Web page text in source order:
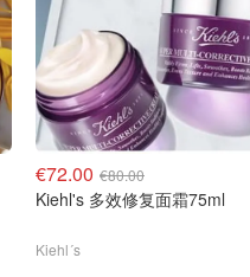
€72.00 €80.00
Kiehl's 多效修复面霜75ml
Kiehl´s